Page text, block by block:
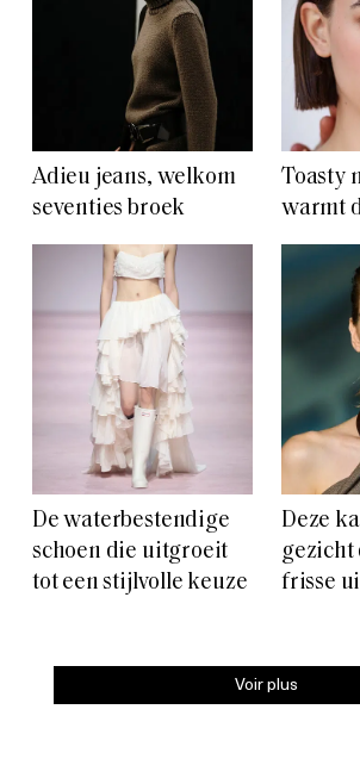
Adieu jeans, welkom
seventies broek
Toasty
warmt
De waterbestendige
schoen die uitgroeit
tot een stijlvolle keuze
Deze
gezicht
frisse
Voir plus